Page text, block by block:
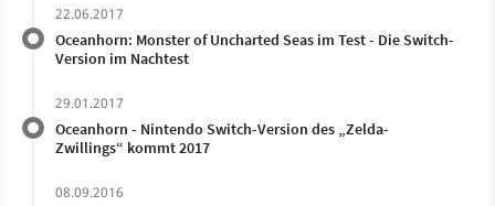
22.06.2017
Oceanhorn: Monster of Uncharted Seas im Test - Die Switch-
Version im Nachtest
29.01.2017
Oceanhorn - Nintendo Switch-Version des „Zelda-
Zwillings“ kommt 2017
08.09.2016